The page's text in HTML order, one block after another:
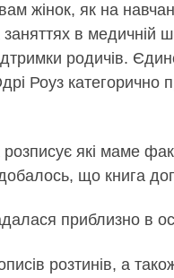
жінок, як на
в медичній
родичів.
Роуз
розписує які маме
що книга
приблизно в
розтинів, а